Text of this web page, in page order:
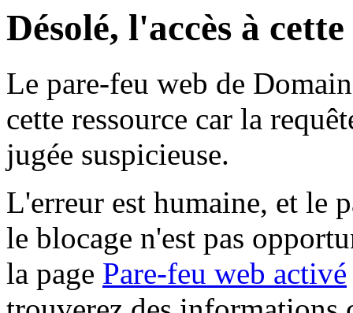
Désolé, l'accès à
Le pare-feu web de
cette ressource car la
jugée suspicieuse.
L'erreur est humaine, et le
le blocage n'est pas
la page Pare-feu web activé